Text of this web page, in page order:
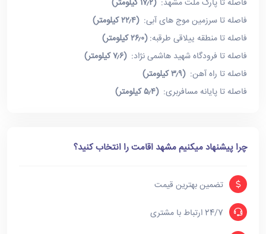
فاصله تا پارک ملت مشهد:(۱۷٫۲ کیلومتر)
فاصله تا سرزمین موج های آبی:(۲۲٫۴ کیلومتر)
فاصله تا منطقه ییلاقی طرقبه:(۲۶٫۰ کیلومتر)
فاصله تا فرودگاه شهید هاشمی نژاد:(۷٫۶ کیلومتر)
فاصله تا راه آهن:(۳٫۹ کیلومتر)
فاصله تا پایانه مسافربری:(۵٫۴ کیلومتر)
چرا پیشنهاد میکنیم مشهد اقامت را انتخاب کنید؟
تضمین بهترین قیمت
24/7 ارتباط با مشتری